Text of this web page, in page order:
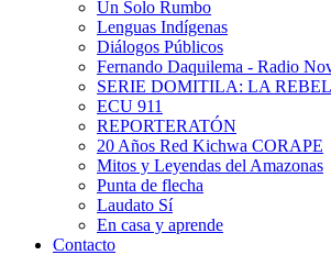
Un Solo Rumbo
Lenguas Indígenas
Diálogos Públicos
Fernando Daquilema - Radio
SERIE DOMITILA: LA
ECU 911
REPORTERATÓN
20 Años Red Kichwa CORAPE
Mitos y Leyendas del Amazonas
Punta de flecha
Laudato Sí
En casa y aprende
Contacto